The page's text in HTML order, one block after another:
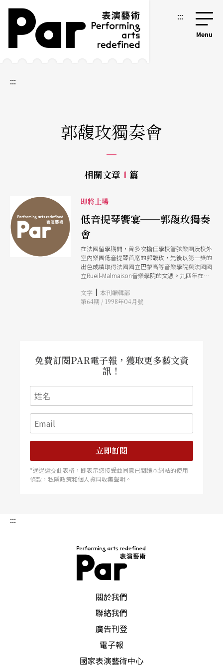
跳到主要內容區塊
網站導覽 :::
:::
郭馥玫獨奏會
相關文章 1 篇
即將上場
低音提琴饗宴──郭馥玫獨奏
會
在法國留學期間，曾多次擔任學校管弦樂團及校外
室內樂團低音提琴首席的郭馥玫，先後以第一獎的
出色成績取得法國國立巴黎高等音樂學院與法國國
立Rueil-Malmaison音樂學院的文憑。九四年在學
Evain所舉辦的音樂節慶，接受其指導與演出，同
年獲全額獎學金並考取德國柏林世界靑年管弦樂
文字 | 本刊編輯部
第64期 / 1998年04月號
免費訂閱PAR電子報，獲取更多藝文資
訊！
立即訂閱
*通過遞交此表格，即表示您接受並同意已閱讀本網站的使用
條款，私隱政策和個人資料收集聲明。
:::
關於我們
聯絡我們
廣告刊登
電子報
國家表演藝術中心